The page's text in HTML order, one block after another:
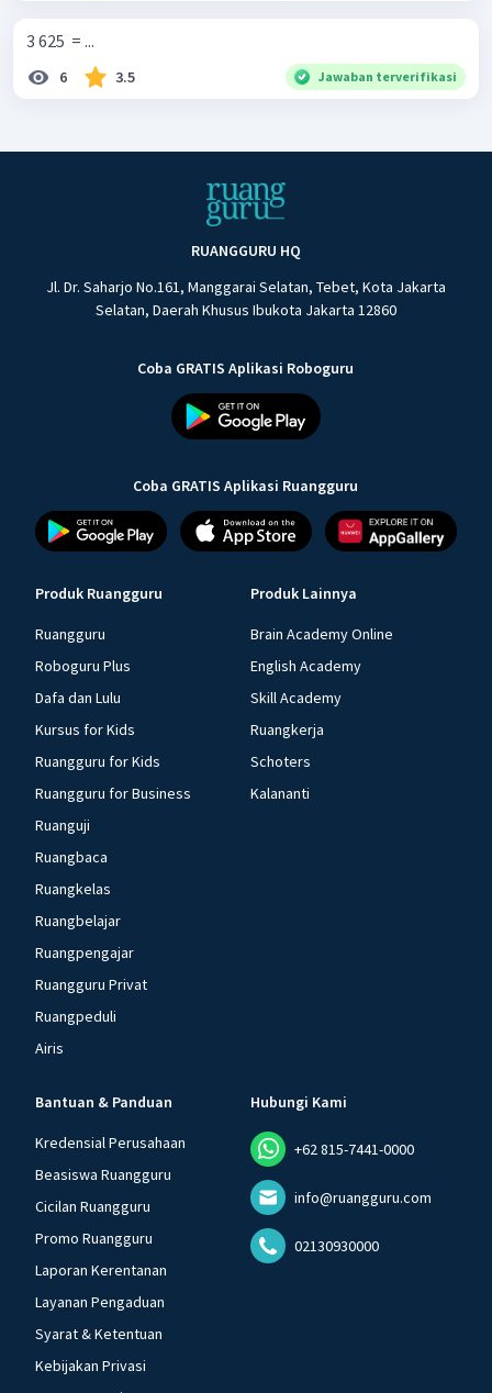
3 625 ​ = ...
6 3.5 Jawaban terverifikasi
RUANGGURU HQ
Jl. Dr. Saharjo No.161, Manggarai Selatan, Tebet, Kota Jakarta
Selatan, Daerah Khusus Ibukota Jakarta 12860
Coba GRATIS Aplikasi Roboguru
Coba GRATIS Aplikasi Ruangguru
Produk Ruangguru
Ruangguru
Roboguru Plus
Dafa dan Lulu
Kursus for Kids
Ruangguru for Kids
Ruangguru for Business
Ruanguji
Ruangbaca
Ruangkelas
Ruangbelajar
Ruangpengajar
Ruangguru Privat
Ruangpeduli
Airis
Produk Lainnya
Brain Academy Online
English Academy
Skill Academy
Ruangkerja
Schoters
Kalananti
Bantuan & Panduan
Kredensial Perusahaan
Beasiswa Ruangguru
Cicilan Ruangguru
Promo Ruangguru
Laporan Kerentanan
Layanan Pengaduan
Syarat & Ketentuan
Kebijakan Privasi
Hubungi Kami
+62 815-7441-0000
info@ruangguru.com
02130930000